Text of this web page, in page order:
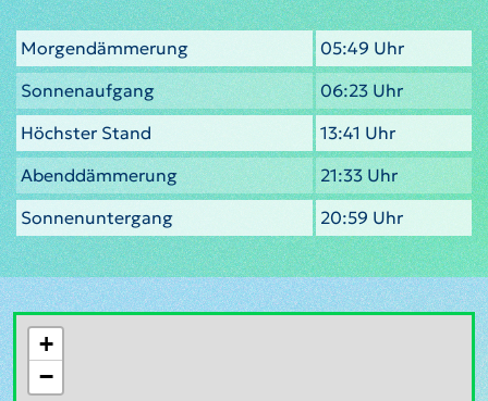
Morgendämmerung
05:49 Uhr
Sonnenaufgang
06:23 Uhr
Höchster Stand
13:41 Uhr
Abenddämmerung
21:33 Uhr
Sonnenuntergang
20:59 Uhr
+
−